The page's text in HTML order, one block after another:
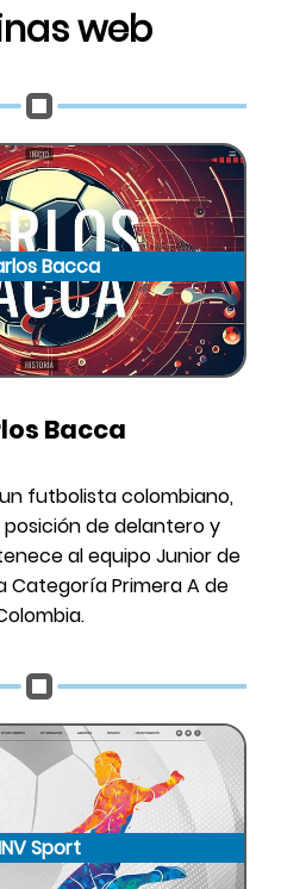
web
Bacca
Bacca
futbolista colombiano,
de delantero y
al equipo Junior de
Categoría Primera A de
Sport